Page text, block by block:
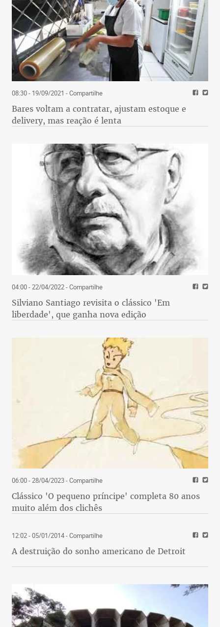
08:30 - 19/09/2021 - Compartilhe
Bares voltam a contratar, ajustam estoque e
delivery, mas reação é lenta
04:00 - 22/04/2022- Compartilhe
Silviano Santiago revisita o clássico 'Em
liberdade', que ganha nova edição
06:00 - 28/04/2023- Compartilhe
Clássico 'O pequeno príncipe' completa 80 anos
muito além dos clichês
12:02 - 05/01/2014- Compartilhe
A destruição do sonho americano de Detroit